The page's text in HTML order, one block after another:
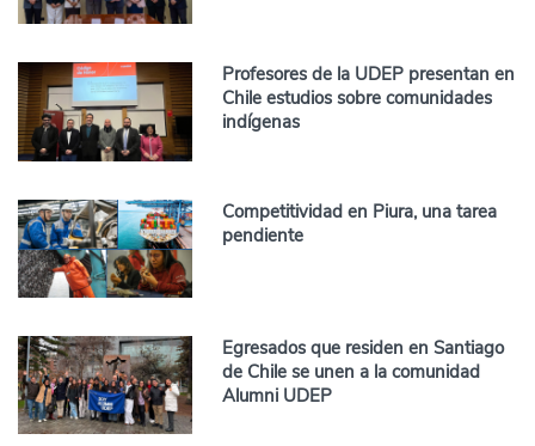
Profesores de la UDEP presentan en
Chile estudios sobre comunidades
indígenas
Competitividad en Piura, una tarea
pendiente
Egresados que residen en Santiago
de Chile se unen a la comunidad
Alumni UDEP